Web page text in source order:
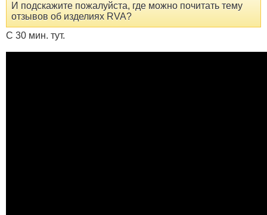
И подскажите пожалуйста, где можно почитать тему
отзывов об изделиях RVA?
С 30 мин. тут.